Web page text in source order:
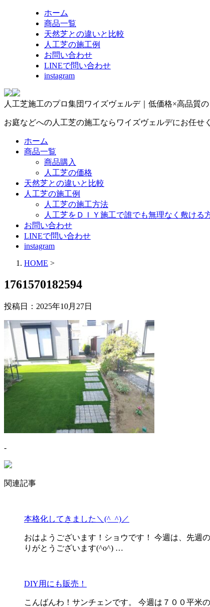
ホーム
商品一覧
天然芝との違いと比較
人工芝の施工例
お問い合わせ
LINEで問い合わせ
instagram
人工芝施工のプロ集団ワイズヴェルデ｜低価格×高品質
お庭などへの人工芝の施工ならワイズヴェルデにお任せ
ホーム
商品一覧
商品購入
人工芝の価格
天然芝との違いと比較
人工芝の施工例
人工芝の施工方法
人工芝をＤＩＹ施工で誰でも無理なく敷ける
お問い合わせ
LINEで問い合わせ
instagram
HOME >
1761570182594
投稿日： 2025年10月27日
-
関連記事
本格化してきました＼(^_^)／
おはようございます！ショウです！ 今週は、先週
りがとうございます(^o^) …
DIY用にも販売！
こんばんわ！サンチェンです。 今週は７００平米